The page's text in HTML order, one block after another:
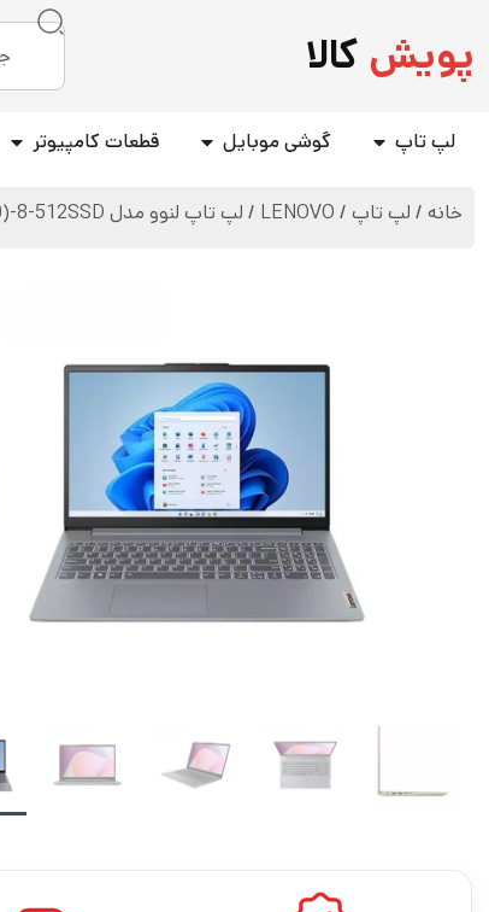
پویش کالا
لپ تاپ گوشی موبایل قطعات کامپیوتر
خانه / لپ تاپ /
LENOVO / لپ تاپ لنوو مدل IdeaPad Slim 3-E I5(12450)-8-512SSD